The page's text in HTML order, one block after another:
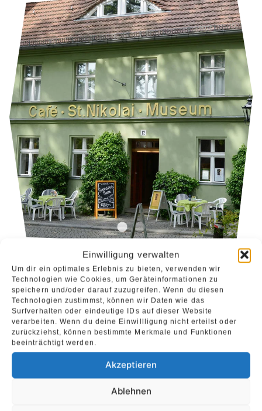
Einwilligung verwalten
Um dir ein optimales Erlebnis zu bieten, verwenden wir
Technologien wie Cookies, um Geräteinformationen zu
speichern und/oder darauf zuzugreifen. Wenn du diesen
Technologien zustimmst, können wir Daten wie das
Surfverhalten oder eindeutige IDs auf dieser Website
verarbeiten. Wenn du deine Einwillligung nicht erteilst oder
zurückziehst, können bestimmte Merkmale und Funktionen
beeinträchtigt werden.
Akzeptieren
Ablehnen
Angebot: Kuchen · Torten · Eis · Kaffee.
Außenbereich unter Bäumen, Wintergarten,
Fachwerkstube mit Kamin, Leseecke,
Spielecke. In dem aus dem Mittelalter
Ausstellungen zur Kirchen- beziehungsweise
Orts- und Regionalgeschichte besuchen.